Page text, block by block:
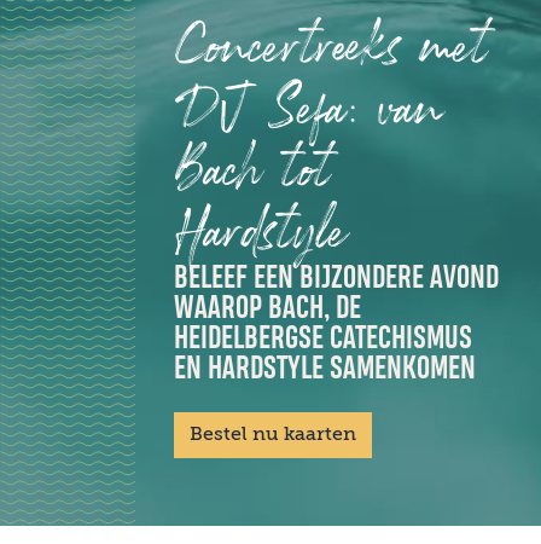
Concertreeks met
DJ Sefa: van
Bach tot
Hardstyle
BELEEF EEN BIJZONDERE AVOND
WAAROP BACH, DE
HEIDELBERGSE CATECHISMUS
EN HARDSTYLE SAMENKOMEN
Bestel nu kaarten